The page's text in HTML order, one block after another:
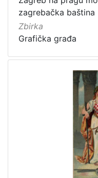
zagrebačka baština
Zbirka
Grafička građa